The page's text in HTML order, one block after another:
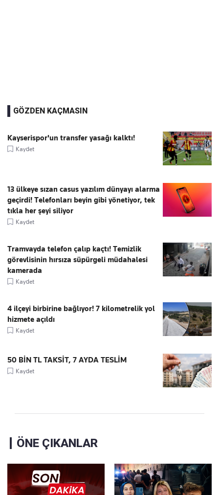
GÖZDEN KAÇMASIN
Kayserispor'un transfer yasağı kalktı!
Kaydet
13 ülkeye sızan casus yazılım dünyayı alarma
geçirdi! Telefonları beyin gibi yönetiyor, tek
tıkla her şeyi siliyor
Kaydet
Tramvayda telefon çalıp kaçtı! Temizlik
görevlisinin hırsıza süpürgeli müdahalesi
kamerada
Kaydet
4 ilçeyi birbirine bağlıyor! 7 kilometrelik yol
hizmete açıldı
Kaydet
50 BİN TL TAKSİT, 7 AYDA TESLİM
Kaydet
ÖNE ÇIKANLAR